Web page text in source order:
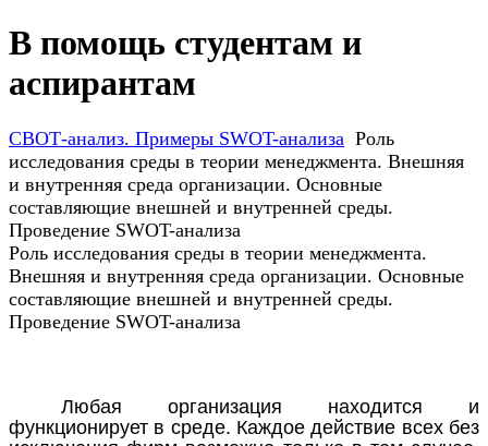
В помощь студентам и
аспирантам
СВОТ-анализ. Примеры SWOT-анализа Роль
исследования среды в теории менеджмента. Внешняя
и внутренняя среда организации. Основные
составляющие внешней и внутренней среды.
Проведение SWOT-анализа
Роль исследования среды в теории менеджмента.
Внешняя и внутренняя среда организации. Основные
составляющие внешней и внутренней среды.
Проведение SWOT-анализа
Любая организация находится и
функционирует в среде. Каждое действие всех без